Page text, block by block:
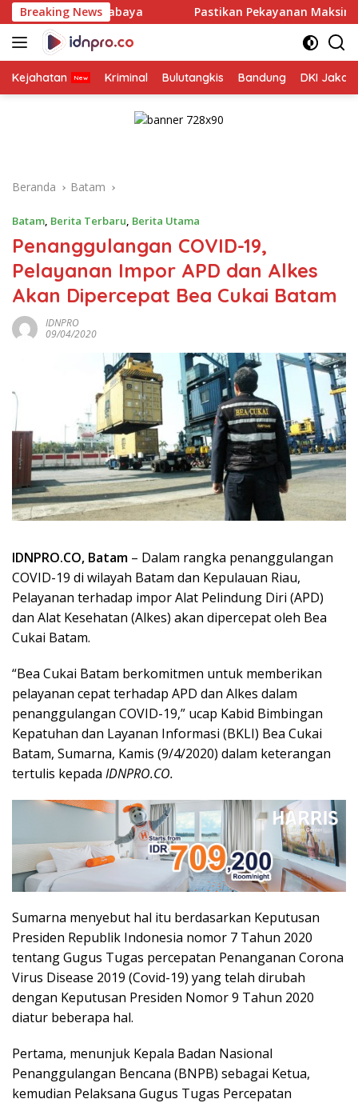
Langsung
ke
konten
Breaking NewsPastikan Pekayanan Maksimal, Direksi Jasa
Kejahatan Kriminal Bulutangkis Bandung DKI
Beranda Batam
Batam, Berita Terbaru, Berita Utama
Penanggulangan COVID-19,
Pelayanan Impor APD dan Alkes
Akan Dipercepat Bea Cukai Batam
IDNPRO
09/04/2020
IDNPRO.CO, Batam – Dalam rangka penanggulangan
COVID-19 di wilayah Batam dan Kepulauan Riau,
Pelayanan terhadap impor Alat Pelindung Diri (APD)
dan Alat Kesehatan (Alkes) akan dipercepat oleh Bea
Cukai Batam.
“Bea Cukai Batam berkomitmen untuk memberikan
pelayanan cepat terhadap APD dan Alkes dalam
penanggulangan COVID-19,” ucap Kabid Bimbingan
Kepatuhan dan Layanan Informasi (BKLI) Bea Cukai
Batam, Sumarna, Kamis (9/4/2020) dalam keterangan
tertulis kepada IDNPRO.CO.
Sumarna menyebut hal itu berdasarkan Keputusan
Presiden Republik Indonesia nomor 7 Tahun 2020
tentang Gugus Tugas percepatan Penanganan Corona
Virus Disease 2019 (Covid-19) yang telah dirubah
dengan Keputusan Presiden Nomor 9 Tahun 2020
diatur beberapa hal.
Pertama, menunjuk Kepala Badan Nasional
Penanggulangan Bencana (BNPB) sebagai Ketua,
kemudian Pelaksana Gugus Tugas Percepatan